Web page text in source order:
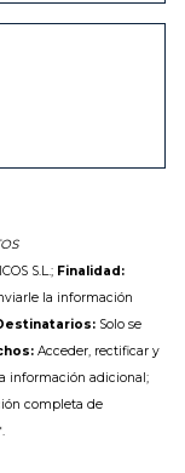
S.L.; Finalidad:
la información
Solo se
Acceder, rectificar y
información adicional;
completa de